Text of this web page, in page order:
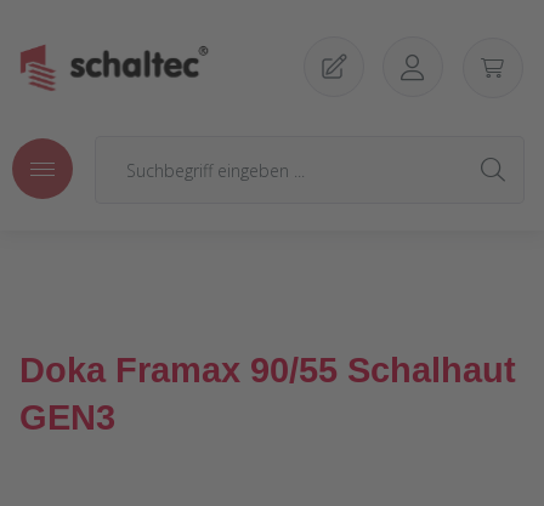
Doka Framax 90/55 Schalhaut
GEN3